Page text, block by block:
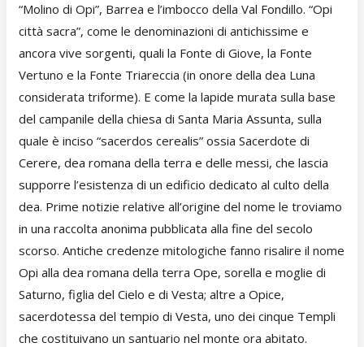
“Molino di Opi”, Barrea e l’imbocco della Val Fondillo. “Opi
città sacra”, come le denominazioni di antichissime e
ancora vive sorgenti, quali la Fonte di Giove, la Fonte
Vertuno e la Fonte Triareccia (in onore della dea Luna
considerata triforme). E come la lapide murata sulla base
del campanile della chiesa di Santa Maria Assunta, sulla
quale è inciso “sacerdos cerealis” ossia Sacerdote di
Cerere, dea romana della terra e delle messi, che lascia
supporre l’esistenza di un edificio dedicato al culto della
dea. Prime notizie relative all’origine del nome le troviamo
in una raccolta anonima pubblicata alla fine del secolo
scorso. Antiche credenze mitologiche fanno risalire il nome
Opi alla dea romana della terra Ope, sorella e moglie di
Saturno, figlia del Cielo e di Vesta; altre a Opice,
sacerdotessa del tempio di Vesta, uno dei cinque Templi
che costituivano un santuario nel monte ora abitato.